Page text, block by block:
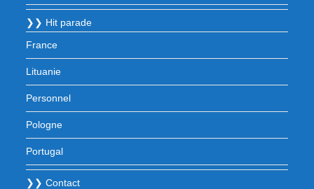
❯❯ Hit parade
France
Lituanie
Personnel
Pologne
Portugal
❯❯ Contact